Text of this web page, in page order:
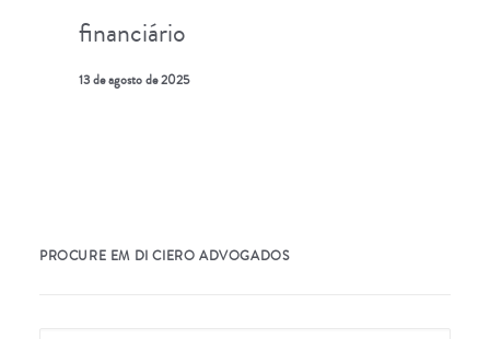
financiário
13 de agosto de 2025
PROCURE EM DI CIERO ADVOGADOS